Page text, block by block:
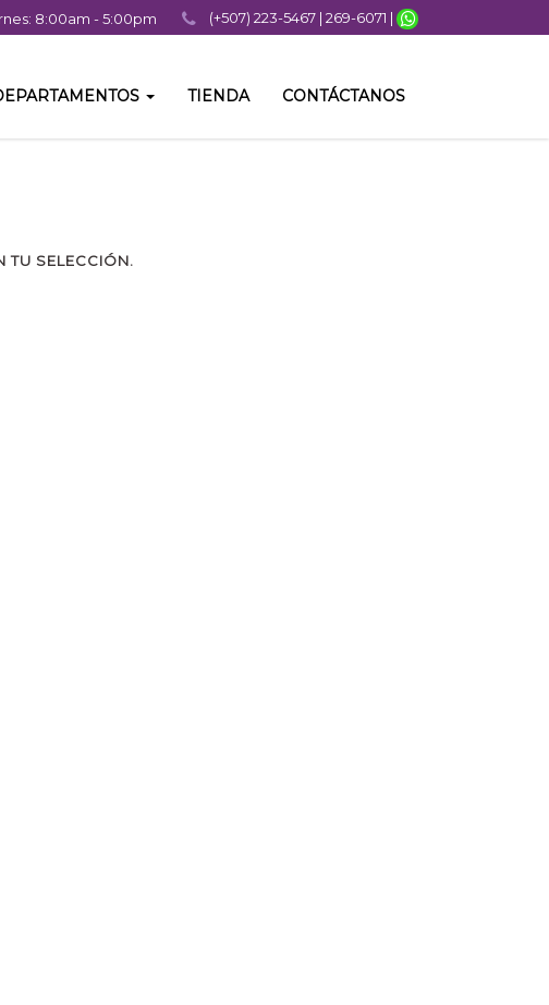
8:00am - 5:00pm (+507) 223-5467 | 269-6071 |
TIENDA CONTÁCTANOS
TU SELECCIÓN.